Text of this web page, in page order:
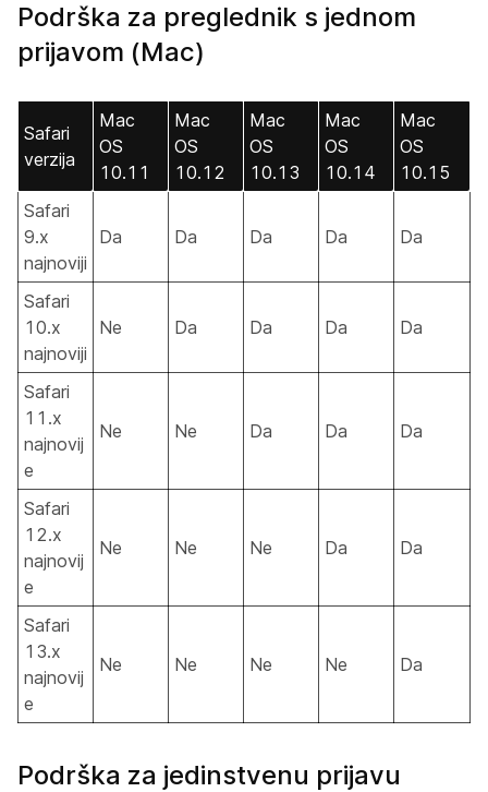
Podrška za preglednik s jednom
prijavom (Mac)
Safari
verzija
Mac
OS
10.11
Mac
OS
10.12
Mac
OS
10.13
Mac
OS
10.14
Mac
OS
10.15
Safari
9.x
najnoviji
Da Da Da Da Da
Safari
10.x
najnoviji
Ne Da Da Da Da
Safari
11.x
najnovij
e
Ne Ne Da Da Da
Safari
12.x
najnovij
e
Ne Ne Ne Da Da
Safari
13.x
najnovij
e
Ne Ne Ne Ne Da
Podrška za jedinstvenu prijavu